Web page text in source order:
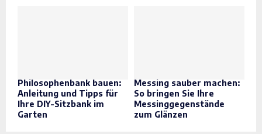
Philosophenbank bauen:
Anleitung und Tipps für
Ihre DIY-Sitzbank im
Garten
Messing sauber machen:
So bringen Sie Ihre
Messinggegenstände
zum Glänzen